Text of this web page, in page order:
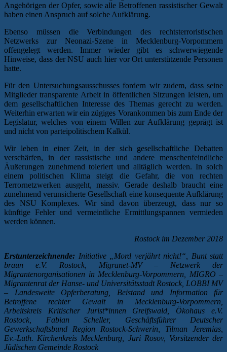
Angehörigen der Opfer, sowie alle Betroffenen rassistischer Gewalt
haben einen Anspruch auf solche Aufklärung.
Ebenso müssen die Verbindungen des rechtsterroristischen
Netzwerks zur Neonazi-Szene in Mecklenburg-Vorpommern
offengelegt werden. Immer wieder gibt es schwerwiegende
Hinweise, dass der NSU auch hier vor Ort unterstützende Personen
hatte.
Für den Untersuchungsausschusses fordern wir zudem, dass seine
Mitglieder transparente Arbeit in öffentlichen Sitzungen leisten, um
dem gesellschaftlichen Interesse des Themas gerecht zu werden.
Weiterhin erwarten wir ein zügiges Vorankommen bis zum Ende der
Legislatur, welches von einem Willen zur Aufklärung geprägt ist
und nicht von parteipolitischem Kalkül.
Wir leben in einer Zeit, in der sich gesellschaftliche Debatten
verschärfen, in der rassistische und andere menschenfeindliche
Äußerungen zunehmend toleriert und alltäglich werden. In solch
einem politischen Klima steigt die Gefahr, die von rechten
Terrornetzwerken ausgeht, massiv. Gerade deshalb braucht eine
zunehmend verunsicherte Gesellschaft eine konsequente Aufklärung
des NSU Komplexes. Wir sind davon überzeugt, dass nur so
künftige Fehler und vermeintliche Ermittlungspannen vermieden
werden können.
Rostock im Dezember 2018
Erstunterzeichnende: Initiative „Mord verjährt nicht!“, Bunt statt
braun e.V. Rostock, Migranet-MV – Netzwerk der
Migrantenorganisationen in Mecklenburg-Vorpommern, MIGRO –
Migrantenrat der Hanse- und Universitätsstadt Rostock, LOBBI MV
– Landesweite Opferberatung, Beistand und Information für
Betroffene rechter Gewalt in Mecklenburg-Vorpommern,
Arbeitskreis Kritischer Jurist*innen Greifswald, Ökohaus e.V.
Rostock, Fabian Scheller, Geschäftsführer Deutscher
Gewerkschaftsbund Region Rostock-Schwerin, Tilman Jeremias,
Ev.-Luth. Kirchenkreis Mecklenburg, Juri Rosov, Vorsitzender der
Jüdischen Gemeinde Rostock